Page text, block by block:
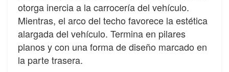
otorga inercia a la carrocería del vehículo.
Mientras, el arco del techo favorece la estética
alargada del vehículo. Termina en pilares
planos y con una forma de diseño marcado en
la parte trasera.